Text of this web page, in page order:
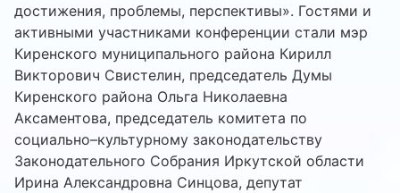
достижения, проблемы, перспективы». Гостями и
активными участниками конференции стали мэр
Киренского муниципального района Кирилл
Викторович Свистелин, председатель Думы
Киренского района Ольга Николаевна
Аксаментова, председатель комитета по
социально–культурному законодательству
Законодательного Собрания Иркутской области
Ирина Александровна Синцова, депутат